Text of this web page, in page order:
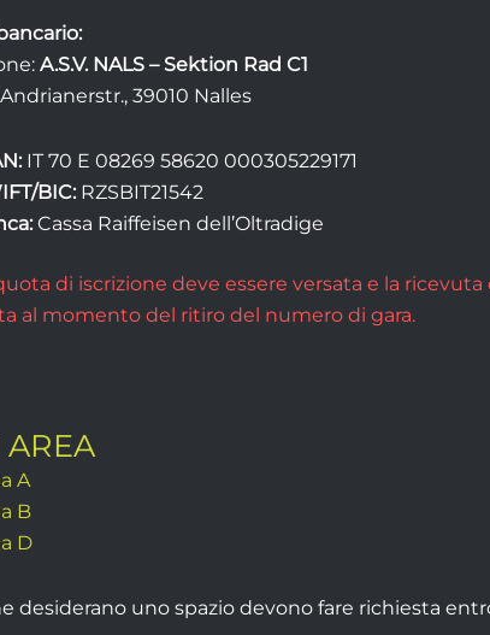
A.S.V. NALS – Sektion Rad C1
39010 Nalles
IT 70 E 08269 58620 000305229171
BIC: RZSBIT21542
Cassa Raiffeisen dell’Oltradige
di iscrizione deve essere versata e la ricevuta
al momento del ritiro del numero di gara.
A
B
D
desiderano uno spazio devono fare richiesta